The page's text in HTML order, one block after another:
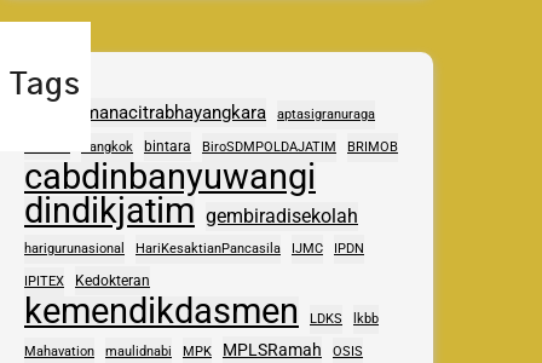
Tags
adhipramanacitrabhayangkara aptasigranuraga
Bangkok bintara BiroSDMPOLDAJATIM BRIMOB
cabdinbanyuwangi
dindikjatim gembiradisekolah
harigurunasional HariKesaktianPancasila IJMC IPDN
IPITEX Kedokteran
kemendikdasmen LDKS lkbb
Mahavation maulidnabi MPK MPLSRamah OSIS